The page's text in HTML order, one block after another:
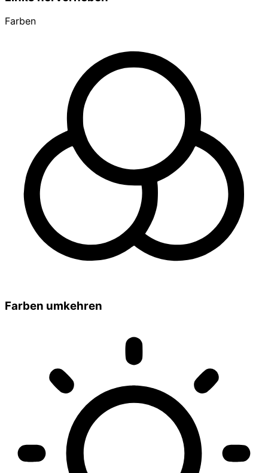
Farben
Farben umkehren